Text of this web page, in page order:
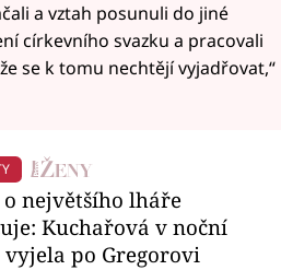
a vztah posunuli do jiné
církevního svazku a pracovali
se k tomu nechtějí vyjadřovat,“
o největšího lháře
Kuchařová v noční
po Gregorovi